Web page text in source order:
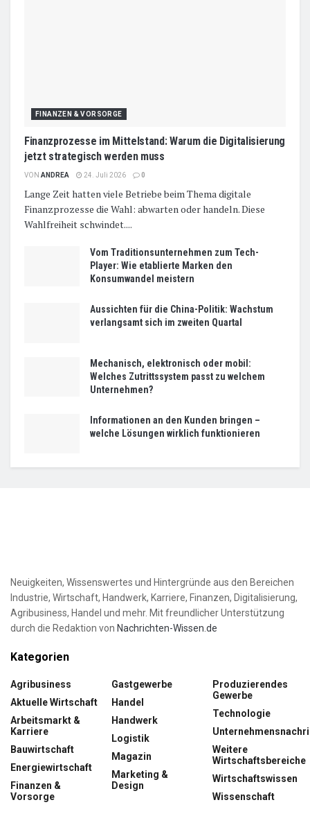
FINANZEN & VORSORGE
Finanzprozesse im Mittelstand: Warum die Digitalisierung
jetzt strategisch werden muss
VON ANDREA 24. Juli 2026 0
Lange Zeit hatten viele Betriebe beim Thema digitale
Finanzprozesse die Wahl: abwarten oder handeln. Diese
Wahlfreiheit schwindet....
Vom Traditionsunternehmen zum Tech-
Player: Wie etablierte Marken den
Konsumwandel meistern
Aussichten für die China-Politik: Wachstum
verlangsamt sich im zweiten Quartal
Mechanisch, elektronisch oder mobil:
Welches Zutrittssystem passt zu welchem
Unternehmen?
Informationen an den Kunden bringen –
welche Lösungen wirklich funktionieren
Neuigkeiten, Wissenswertes und Hintergründe aus den Bereichen
Industrie, Wirtschaft, Handwerk, Karriere, Finanzen, Digitalisierung,
Agribusiness, Handel und mehr. Mit freundlicher Unterstützung
durch die Redaktion von Nachrichten-Wissen.de
Kategorien
Agribusiness
Aktuelle Wirtschaft
Arbeitsmarkt &
Karriere
Bauwirtschaft
Energiewirtschaft
Finanzen &
Vorsorge
Gastgewerbe
Handel
Handwerk
Logistik
Magazin
Marketing &
Design
Produzierendes
Gewerbe
Technologie
Weitere
Wirtschaftsbereiche
Wirtschaftswissen
Wissenschaft